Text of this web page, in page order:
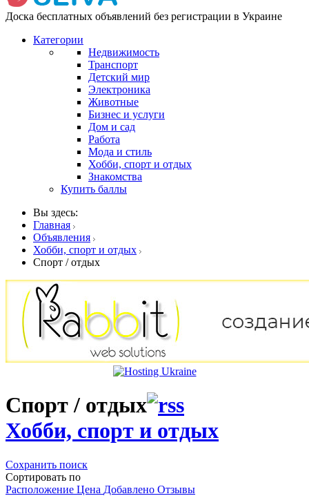
Доска бесплатных объявлений без регистрации в Украине
Категории
Недвижимость
Транспорт
Детский мир
Электроника
Животные
Бизнес и услуги
Дом и сад
Работа
Мода и стиль
Хобби, спорт и отдых
Знакомства
Купить баллы
Вы здесь:
Главная
Объявления
Хобби, спорт и отдых
Спорт / отдых
Спорт / отдых
Хобби, спорт и отдых
Сохранить поиск
Сортировать по
Расположение Цена Добавлено Отзывы